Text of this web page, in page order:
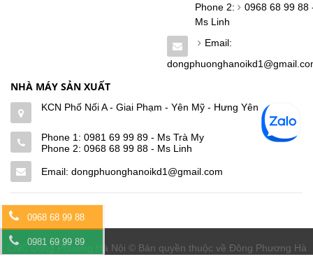
0968 68 99 88
0981 69 99 89
Phone 2:
0968 68 99 88
Ms Linh
Email:
NHÀ MÁY SẢN XUẤT
KCN Phố Nối A - Giai Phạm - Yên Mỹ - Hưng Yên
Phone 1: 0981 69 99 89 - Ms Trà My
Phone 2: 0968 68 99 88 - Ms Linh
Email: dongphuonghanoikd1@gmail.com
CNC Đông Phương Hà Nội © Bản quyền thuộc về Đông Phương Hà